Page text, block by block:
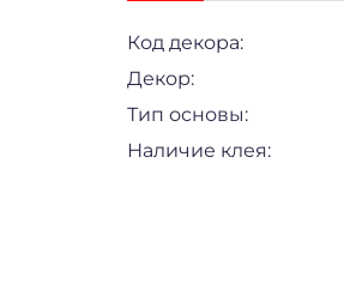
Код декора:
Декор:
Тип основы:
Наличие клея: